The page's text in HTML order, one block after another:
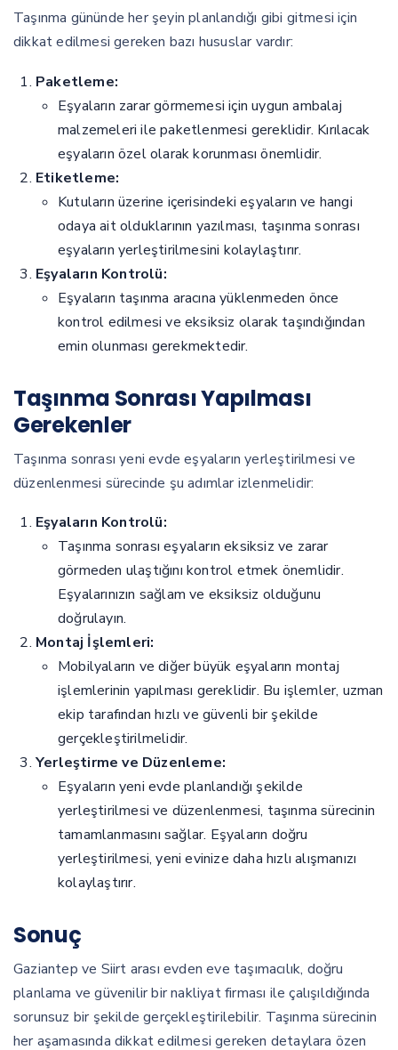
Taşınma gününde her şeyin planlandığı gibi gitmesi için
dikkat edilmesi gereken bazı hususlar vardır:
Paketleme:
Eşyaların zarar görmemesi için uygun ambalaj
malzemeleri ile paketlenmesi gereklidir. Kırılacak
eşyaların özel olarak korunması önemlidir.
Etiketleme:
Kutuların üzerine içerisindeki eşyaların ve hangi
odaya ait olduklarının yazılması, taşınma sonrası
eşyaların yerleştirilmesini kolaylaştırır.
Eşyaların Kontrolü:
Eşyaların taşınma aracına yüklenmeden önce
kontrol edilmesi ve eksiksiz olarak taşındığından
emin olunması gerekmektedir.
Taşınma Sonrası Yapılması
Gerekenler
Taşınma sonrası yeni evde eşyaların yerleştirilmesi ve
düzenlenmesi sürecinde şu adımlar izlenmelidir:
Eşyaların Kontrolü:
Taşınma sonrası eşyaların eksiksiz ve zarar
görmeden ulaştığını kontrol etmek önemlidir.
Eşyalarınızın sağlam ve eksiksiz olduğunu
doğrulayın.
Montaj İşlemleri:
Mobilyaların ve diğer büyük eşyaların montaj
işlemlerinin yapılması gereklidir. Bu işlemler, uzman
ekip tarafından hızlı ve güvenli bir şekilde
gerçekleştirilmelidir.
Yerleştirme ve Düzenleme:
Eşyaların yeni evde planlandığı şekilde
yerleştirilmesi ve düzenlenmesi, taşınma sürecinin
tamamlanmasını sağlar. Eşyaların doğru
yerleştirilmesi, yeni evinize daha hızlı alışmanızı
kolaylaştırır.
Sonuç
Gaziantep ve Siirt arası evden eve taşımacılık, doğru
planlama ve güvenilir bir nakliyat firması ile çalışıldığında
sorunsuz bir şekilde gerçekleştirilebilir. Taşınma sürecinin
her aşamasında dikkat edilmesi gereken detaylara özen